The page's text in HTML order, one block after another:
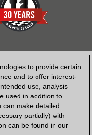
to provide certain
and to offer interest-
use, analysis
used in addition to
can make detailed
partially) with
can be found in our